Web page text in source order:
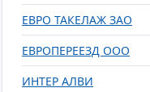
ЕВРО ТАКЕЛАЖ ЗАО
ЕВРОПЕРЕЕЗД ООО
ИНТЕР АЛВИ